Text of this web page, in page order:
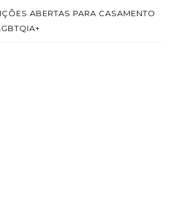
ABERTAS PARA CASAMENTO